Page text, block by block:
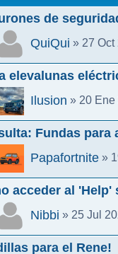
de
QuiQui » 27 Oct
elevalunas
Ilusion » 20 Ene
Fundas para
Papafortnite »
acceder al
Nibbi » 25 Jul
para el Rene!